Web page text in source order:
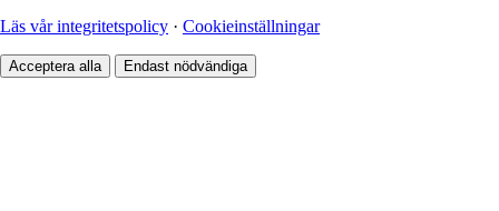
Läs vår integritetspolicy · Cookieinställningar
Acceptera alla Endast nödvändiga